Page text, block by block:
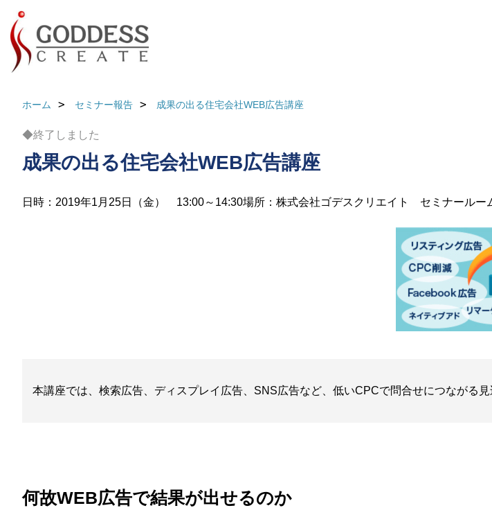
ホーム セミナー報告 成果の出る住宅会社WEB広告講座
◆終了しました
成果の出る住宅会社WEB広告講座
日時：2019年1月25日（金） 13:00～14:30場所：株式会社ゴデスクリエイト セミナールー
本講座では、検索広告、ディスプレイ広告、SNS広告など、低いCPCで問合せにつながる見
何故WEB広告で結果が出せるのか